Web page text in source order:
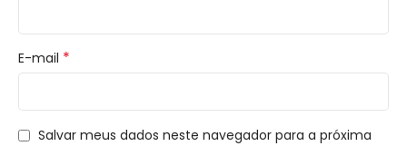
E-mail *
Salvar meus dados neste navegador para a próxima